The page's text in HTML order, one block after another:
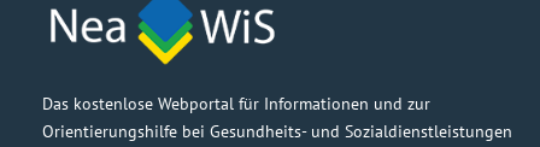
Das kostenlose Webportal für Informationen und zur
Orientierungshilfe bei Gesundheits- und Sozialdienstleistungen